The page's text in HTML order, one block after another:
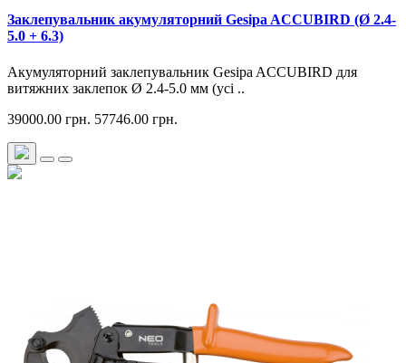
Заклепувальник акумуляторний Gesipa ACCUBIRD (Ø 2.4-
5.0 + 6.3)
Акумуляторний заклепувальник Gesipa ACCUBIRD для
витяжних заклепок Ø 2.4-5.0 мм (усі ..
39000.00 грн. 57746.00 грн.